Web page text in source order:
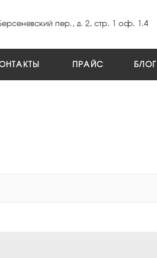
пер., д. 2, стр. 1 оф. 1.4
ПРАЙС БЛОГ